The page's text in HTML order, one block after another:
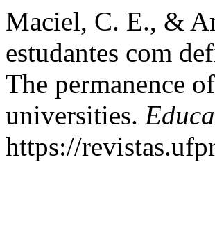
Maciel, C. E., &
estudantes com
The permanence
universities.
https://